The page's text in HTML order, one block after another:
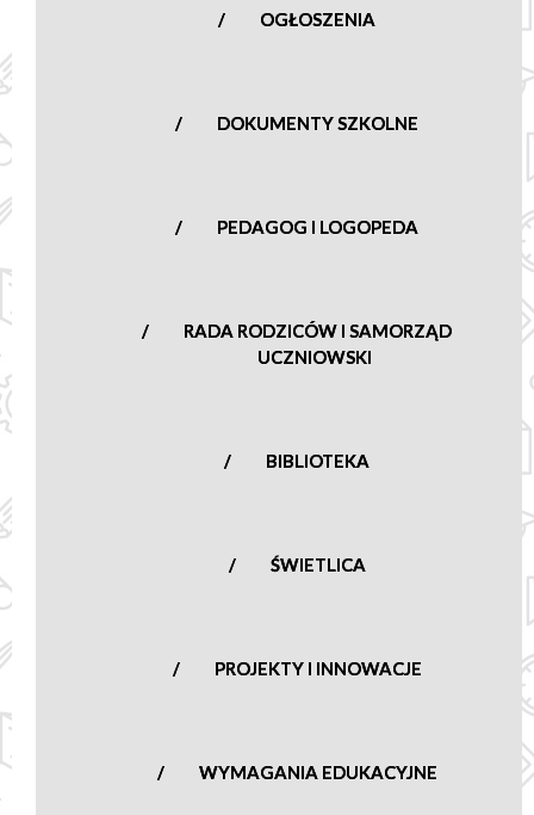
OGŁOSZENIA
DOKUMENTY SZKOLNE
PEDAGOG I LOGOPEDA
RADA RODZICÓW I SAMORZĄD
UCZNIOWSKI
BIBLIOTEKA
ŚWIETLICA
PROJEKTY I INNOWACJE
WYMAGANIA EDUKACYJNE